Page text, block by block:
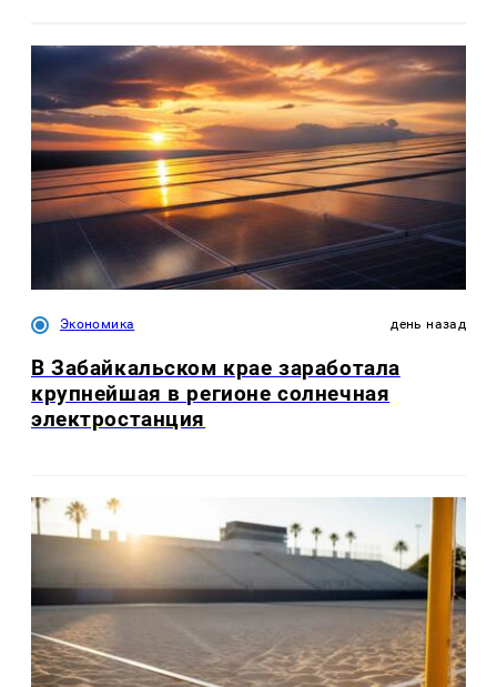
Экономика день назад
В Забайкальском крае заработала
крупнейшая в регионе солнечная
электростанция